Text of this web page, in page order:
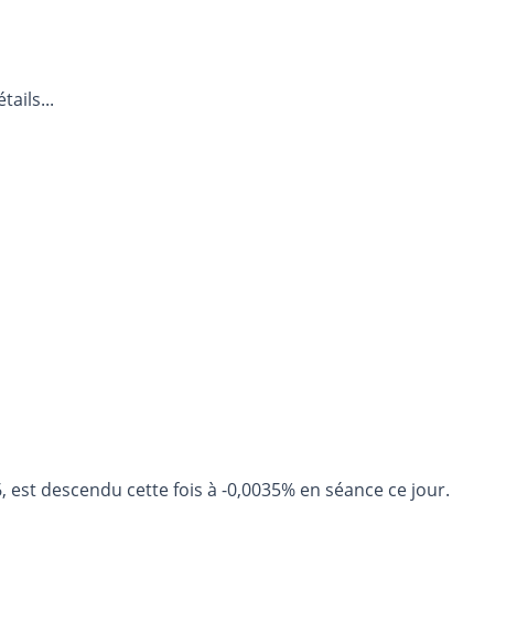
descendu cette fois à -0,0035% en séance ce jour.